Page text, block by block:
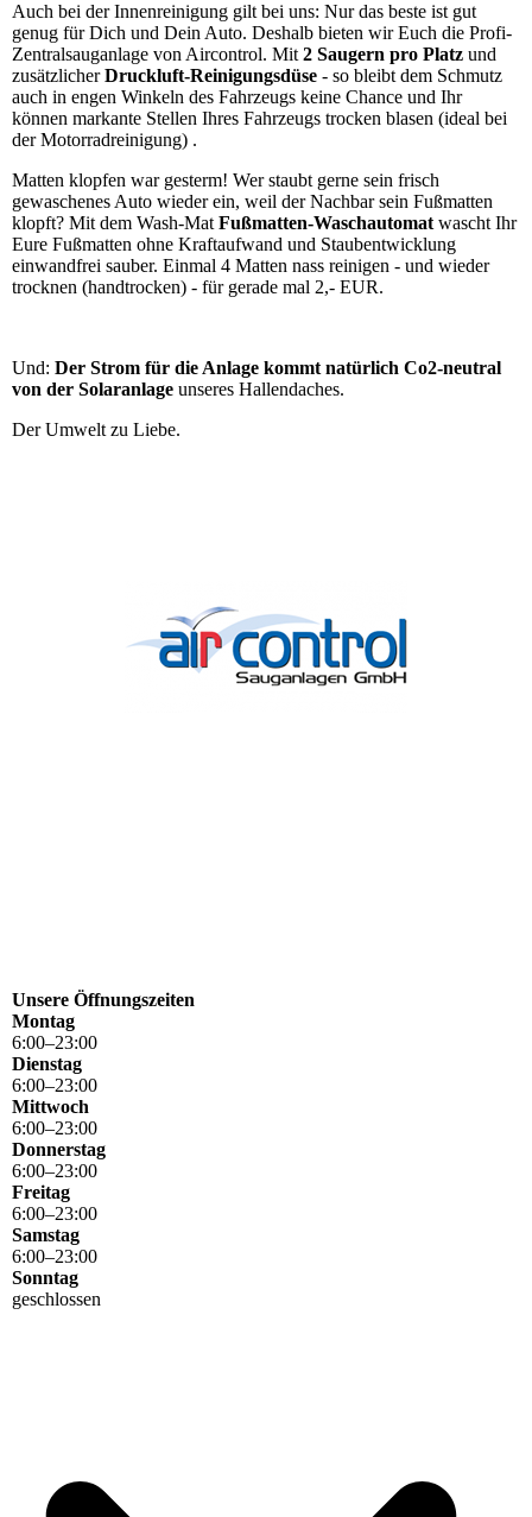
Auch bei der Innenreinigung gilt bei uns: Nur das beste ist gut
genug für Dich und Dein Auto. Deshalb bieten wir Euch die Profi-
Zentralsauganlage von Aircontrol. Mit 2 Saugern pro Platz und
zusätzlicherDruckluft-Reinigungsdüse - so bleibt dem Schmutz
auch in engen Winkeln des Fahrzeugs keine Chance und Ihr
können markante Stellen Ihres Fahrzeugs trocken blasen (ideal bei
der Motorradreinigung) .
Matten klopfen war gesterm! Wer staubt gerne sein frisch
gewaschenes Auto wieder ein, weil der Nachbar sein Fußmatten
klopft? Mit dem Wash-Mat Fußmatten-Waschautomat wascht Ihr
Eure Fußmatten ohne Kraftaufwand und Staubentwicklung
einwandfrei sauber. Einmal 4 Matten nass reinigen - und wieder
trocknen (handtrocken) - für gerade mal 2,- EUR.
Und: Der Strom für die Anlage kommt natürlich Co2-neutral
von der Solaranlage unseres Hallendaches.
Der Umwelt zu Liebe.
Unsere Öffnungszeiten
Montag
6:00–23:00
Dienstag
6:00–23:00
Mittwoch
6:00–23:00
Donnerstag
6:00–23:00
Freitag
6:00–23:00
Samstag
6:00–23:00
Sonntag
geschlossen